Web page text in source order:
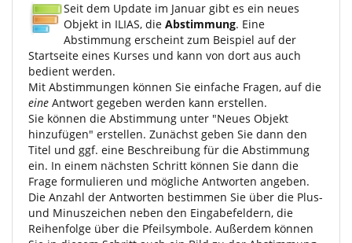
Seit dem Update im Januar gibt es ein neues
Objekt in ILIAS, die Abstimmung. Eine
Abstimmung erscheint zum Beispiel auf der
Startseite eines Kurses und kann von dort aus auch
bedient werden.
Mit Abstimmungen können Sie einfache Fragen, auf die
eine Antwort gegeben werden kann erstellen.
Sie können die Abstimmung unter "Neues Objekt
hinzufügen" erstellen. Zunächst geben Sie dann den
Titel und ggf. eine Beschreibung für die Abstimmung
ein. In einem nächsten Schritt können Sie dann die
Frage formulieren und mögliche Antworten angeben.
Die Anzahl der Antworten bestimmen Sie über die Plus-
und Minuszeichen neben den Eingabefeldern, die
Reihenfolge über die Pfeilsymbole. Außerdem können